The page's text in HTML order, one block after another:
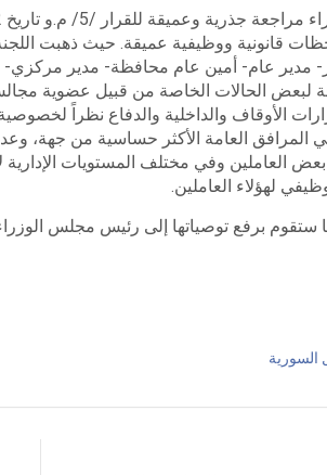
قانونية ووظيفية عميقة. حيث ذهبت
مدير عام- أمين عام محافظة- مدير مركزي-
لبعض الحالات الخاصة من قبيل عضوية
الأوقاف والداخلية والدفاع نظراً
المرافق العامة الأكثر حساسية من جهة،
العاملين وفي مختلف المستويات الإدارية
لهؤلاء العاملين.
ستقوم برفع توصياتها إلى رئيس مجلس
السورية